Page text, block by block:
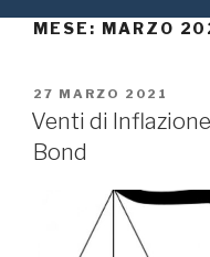
MESE: MARZO
27 MARZO 2021
Venti di
Bond